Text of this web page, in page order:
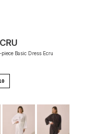
piece Basic Dress Ecru